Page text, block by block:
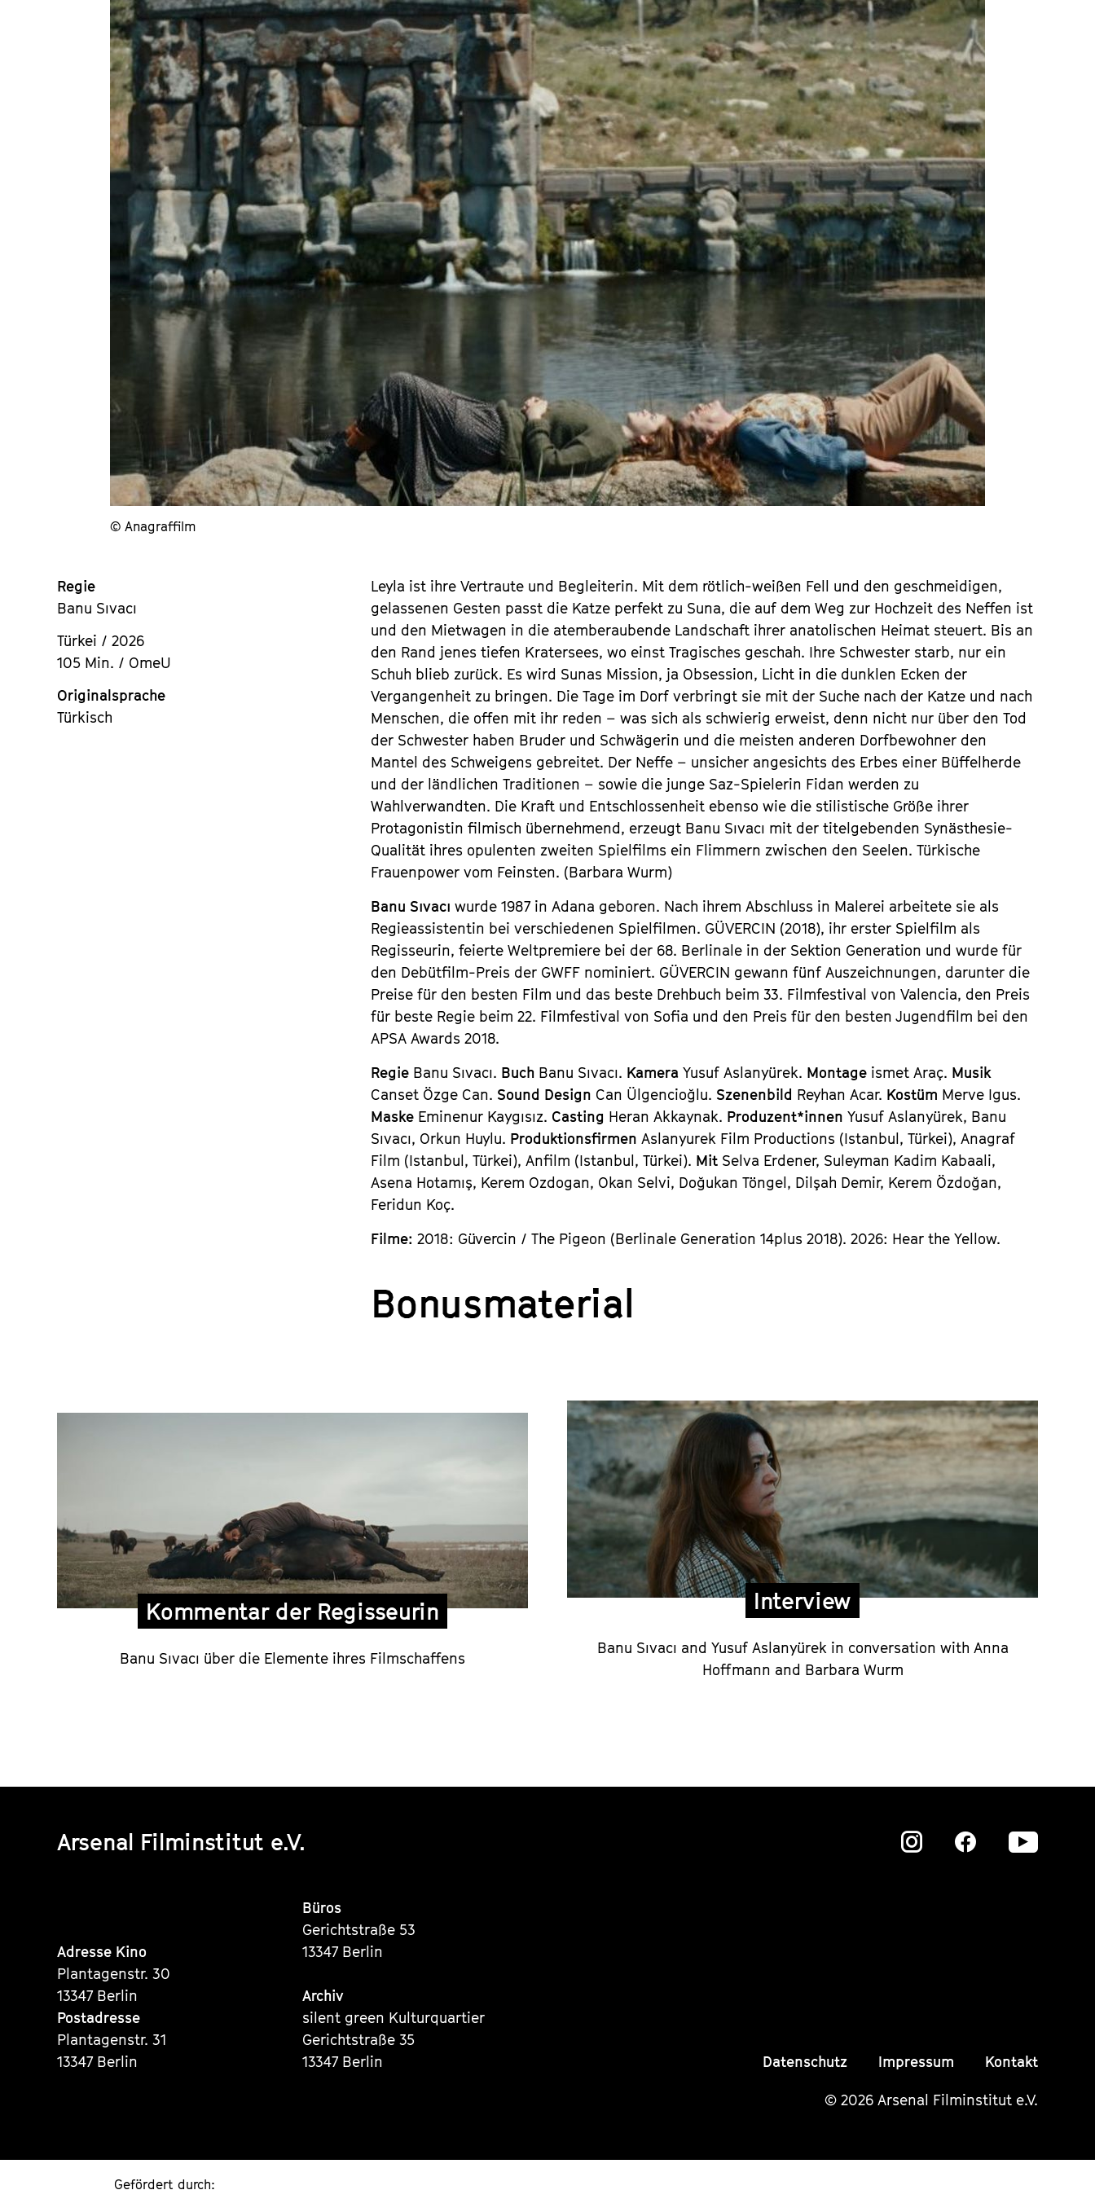
© Anagraffilm
Regie
Banu Sıvacı
Türkei / 2026
105 Min. / OmeU
Originalsprache
Türkisch
Leyla ist ihre Vertraute und Begleiterin. Mit dem rötlich-weißen Fell und den geschmeidigen,
gelassenen Gesten passt die Katze perfekt zu Suna, die auf dem Weg zur Hochzeit des Neffen ist
und den Mietwagen in die atemberaubende Landschaft ihrer anatolischen Heimat steuert. Bis an
den Rand jenes tiefen Kratersees, wo einst Tragisches geschah. Ihre Schwester starb, nur ein
Schuh blieb zurück. Es wird Sunas Mission, ja Obsession, Licht in die dunklen Ecken der
Vergangenheit zu bringen. Die Tage im Dorf verbringt sie mit der Suche nach der Katze und nach
Menschen, die offen mit ihr reden – was sich als schwierig erweist, denn nicht nur über den Tod
der Schwester haben Bruder und Schwägerin und die meisten anderen Dorfbewohner den
Mantel des Schweigens gebreitet. Der Neffe – unsicher angesichts des Erbes einer Büffelherde
und der ländlichen Traditionen – sowie die junge Saz-Spielerin Fidan werden zu
Wahlverwandten. Die Kraft und Entschlossenheit ebenso wie die stilistische Größe ihrer
Protagonistin filmisch übernehmend, erzeugt Banu Sıvacı mit der titelgebenden Synästhesie-
Qualität ihres opulenten zweiten Spielfilms ein Flimmern zwischen den Seelen. Türkische
Frauenpower vom Feinsten. (Barbara Wurm)
Banu Sıvacı wurde 1987 in Adana geboren. Nach ihrem Abschluss in Malerei arbeitete sie als
Regieassistentin bei verschiedenen Spielfilmen. GÜVERCIN (2018), ihr erster Spielfilm als
Regisseurin, feierte Weltpremiere bei der 68. Berlinale in der Sektion Generation und wurde für
den Debütfilm-Preis der GWFF nominiert. GÜVERCIN gewann fünf Auszeichnungen, darunter die
Preise für den besten Film und das beste Drehbuch beim 33. Filmfestival von Valencia, den Preis
für beste Regie beim 22. Filmfestival von Sofia und den Preis für den besten Jugendfilm bei den
APSA Awards 2018.
Regie Banu Sıvacı. Buch Banu Sıvacı. KameraYusuf Aslanyürek. Montage ismet Araç. Musik
Canset Özge Can. Sound Design Can Ülgencioğlu. Szenenbild Reyhan Acar. Kostüm Merve Igus.
Maske Eminenur Kaygısız. Casting Heran Akkaynak. Produzent*innenYusuf Aslanyürek, Banu
Sıvacı, Orkun Huylu. ProduktionsfirmenAslanyurek Film Productions (Istanbul, Türkei), Anagraf
Film (Istanbul, Türkei), Anfilm (Istanbul, Türkei). Mit Selva Erdener, Suleyman Kadim Kabaali,
Asena Hotamış, Kerem Ozdogan, Okan Selvi, Doğukan Töngel, Dilşah Demir, Kerem Özdoğan,
Feridun Koç.
Filme:2018: Güvercin / The Pigeon (Berlinale Generation 14plus 2018). 2026: Hear the Yellow.
Bonusmaterial
Interview
Kommentar
der
Regisseurin
Kommentar der Regisseurin
Banu Sıvacı über die Elemente ihres Filmschaffens
Interview
Banu Sıvacı and Yusuf Aslanyürek in conversation with Anna
Hoffmann and Barbara Wurm
Arsenal Filminstitut e.V.
Zu
Zu
Zu
Adresse Kino
Plantagenstr. 30
13347 Berlin
Postadresse
Plantagenstr. 31
13347 Berlin
Büros
Gerichtstraße 53
13347 Berlin
Archiv
silent green Kulturquartier
Gerichtstraße 35
13347 Berlin
Datenschutz Impressum Kontakt
© 2026 Arsenal Filminstitut e.V.
Gefördert durch: